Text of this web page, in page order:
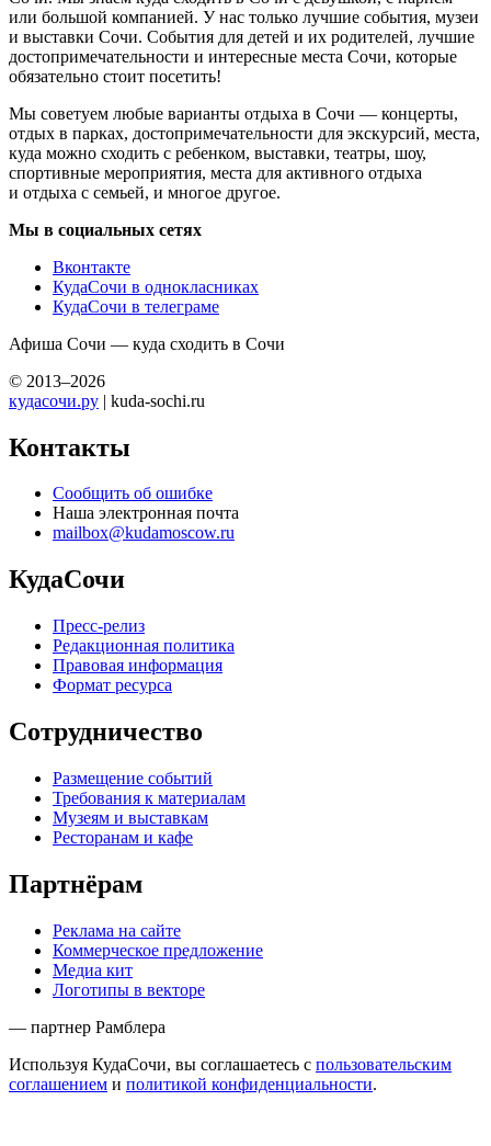
или большой компанией. У нас только лучшие события, музеи
и выставки Сочи. События для детей и их родителей, лучшие
достопримечательности и интересные места Сочи, которые
обязательно стоит посетить!
Мы советуем любые варианты отдыха в Сочи — концерты,
отдых в парках, достопримечательности для экскурсий, места,
куда можно сходить с ребенком, выставки, театры, шоу,
спортивные мероприятия, места для активного отдыха
и отдыха с семьей, и многое другое.
Мы в социальных сетях
Вконтакте
КудаСочи в однокласниках
КудаСочи в телеграме
Афиша Сочи — куда сходить в Сочи
© 2013–2026
кудасочи.ру | kuda-sochi.ru
Контакты
Сообщить об ошибке
Наша электронная почта
mailbox@kudamoscow.ru
КудаСочи
Пресс-релиз
Редакционная политика
Правовая информация
Формат ресурса
Сотрудничество
Размещение событий
Требования к материалам
Музеям и выставкам
Ресторанам и кафе
Партнёрам
Реклама на сайте
Коммерческое предложение
Медиа кит
Логотипы в векторе
— партнер Рамблера
Используя КудаСочи, вы соглашаетесь с пользовательским
соглашением и политикой конфиденциальности.